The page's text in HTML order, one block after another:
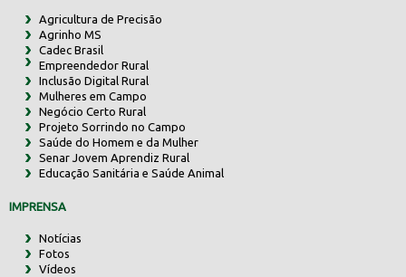
Agricultura de Precisão
Agrinho MS
Cadec Brasil
Empreendedor Rural
Inclusão Digital Rural
Mulheres em Campo
Negócio Certo Rural
Projeto Sorrindo no Campo
Saúde do Homem e da Mulher
Senar Jovem Aprendiz Rural
Educação Sanitária e Saúde Animal
IMPRENSA
Notícias
Fotos
Vídeos